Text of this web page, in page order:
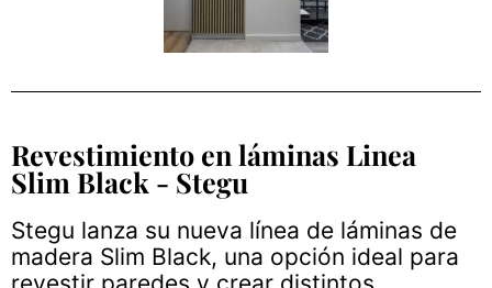
Revestimiento en láminas Linea
Slim Black - Stegu
Stegu lanza su nueva línea de láminas de
madera Slim Black, una opción ideal para